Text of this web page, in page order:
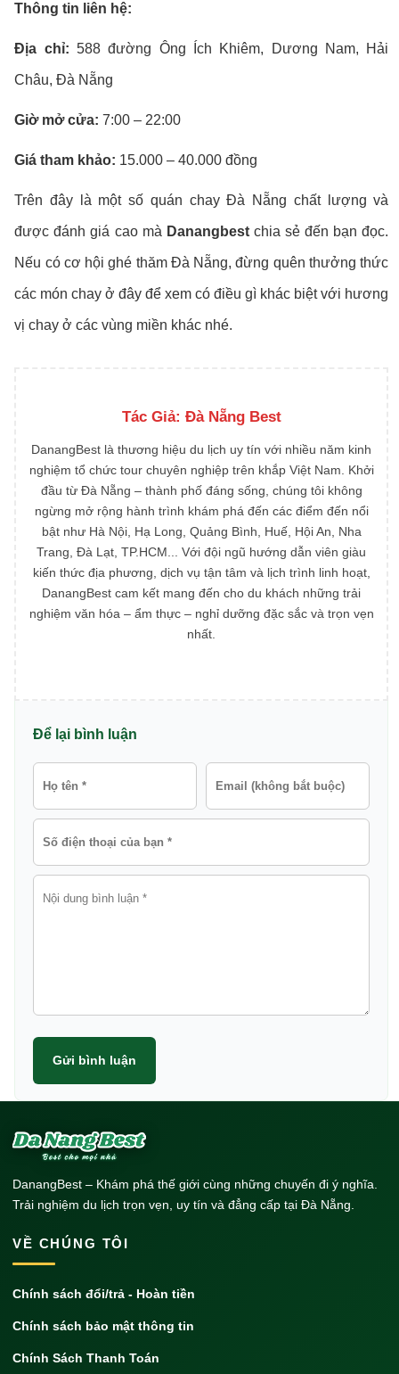
Thông tin liên hệ:
Địa chỉ: 588 đường Ông Ích Khiêm, Dương Nam, Hải
Châu, Đà Nẵng
Giờ mở cửa: 7:00 – 22:00
Giá tham khảo: 15.000 – 40.000 đồng
Trên đây là một số quán chay Đà Nẵng chất lượng và
được đánh giá cao mà Danangbestchia sẻ đến bạn đọc.
Nếu có cơ hội ghé thăm Đà Nẵng, đừng quên thưởng thức
các món chay ở đây để xem có điều gì khác biệt với hương
vị chay ở các vùng miền khác nhé.
Tác Giả: Đà Nẵng Best
DanangBest là thương hiệu du lịch uy tín với nhiều năm kinh
nghiệm tổ chức tour chuyên nghiệp trên khắp Việt Nam. Khởi
đầu từ Đà Nẵng – thành phố đáng sống, chúng tôi không
ngừng mở rộng hành trình khám phá đến các điểm đến nổi
bật như Hà Nội, Hạ Long, Quảng Bình, Huế, Hội An, Nha
Trang, Đà Lạt, TP.HCM... Với đội ngũ hướng dẫn viên giàu
kiến thức địa phương, dịch vụ tận tâm và lịch trình linh hoạt,
DanangBest cam kết mang đến cho du khách những trải
nghiệm văn hóa – ẩm thực – nghỉ dưỡng đặc sắc và trọn vẹn
nhất.
Để lại bình luận
Gửi bình luận
DanangBest – Khám phá thế giới cùng những chuyến đi ý nghĩa.
Trải nghiệm du lịch trọn vẹn, uy tín và đẳng cấp tại Đà Nẵng.
VỀ CHÚNG TÔI
Chính sách đổi/trả - Hoàn tiền
Chính sách bảo mật thông tin
Chính Sách Thanh Toán